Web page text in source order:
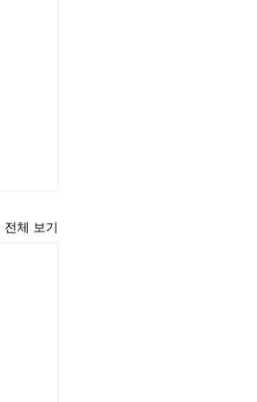
전체 보기